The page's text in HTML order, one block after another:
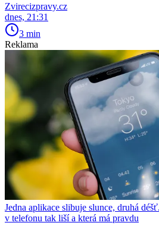
Zvirecizpravy.cz
dnes, 21:31
3 min
Reklama
Jedna aplikace slibuje slunce, druhá
v telefonu tak liší a která má pravdu